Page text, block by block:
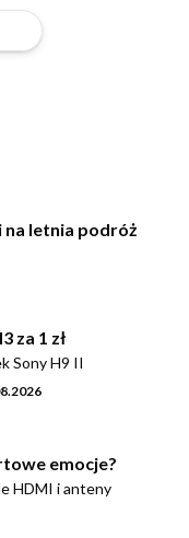
na letnia podróż
za 1 zł
Sony H9 II
emocje?
HDMI i anteny